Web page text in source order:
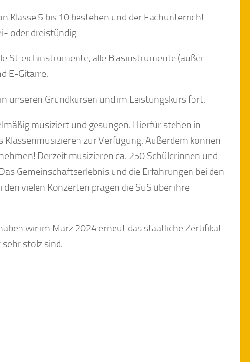
Klasse 5 bis 10 bestehen und der Fachunterricht
oder dreistündig.
Streichinstrumente, alle Blasinstrumente (außer
E-Gitarre.
unseren Grundkursen und im Leistungskurs fort.
musiziert und gesungen. Hierfür stehen in
zur Verfügung. Außerdem können
Derzeit musizieren ca. 250 Schülerinnen und
Gemeinschaftserlebnis und die Erfahrungen bei den
vielen Konzerten prägen die SuS über ihre
wir im März 2024 erneut das staatliche Zertifikat
stolz sind.